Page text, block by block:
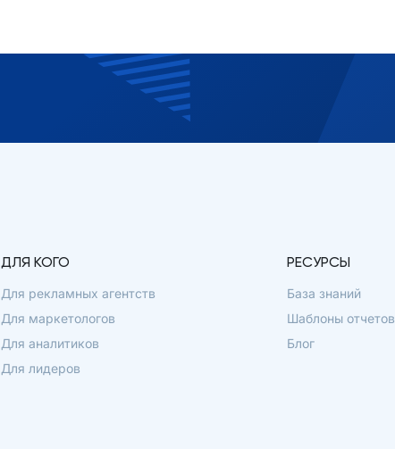
ДЛЯ КОГО
Для рекламных агентств
Для маркетологов
Для аналитиков
Для лидеров
РЕСУРСЫ
База знаний
Шаблоны отчетов
Блог